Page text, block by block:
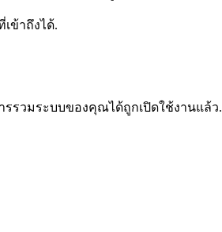
ข้าถึงได้.
รวมระบบของคุณได้ถูกเปิดใช้งานแล้ว.